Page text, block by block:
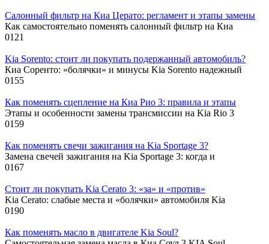
Салонный фильтр на Киа Церато: регламент и этапы замены
Как самостоятельно поменять салонный фильтр на Киа
0121
Kia Sorento: стоит ли покупать подержанный автомобиль?
Киа Соренто: «болячки» и минусы Kia Sorento надежный
0155
Как поменять сцепление на Киа Рио 3: правила и этапы
Этапы и особенности замены трансмиссии на Kia Rio 3
0159
Как поменять свечи зажигания на Kia Sportage 3?
Замена свечей зажигания на Kia Sportage 3: когда и
0167
Стоит ли покупать Kia Cerato 3: «за» и «против»
Kia Cerato: слабые места и «болячки» автомобиля Kia
0190
Как поменять масло в двигателе Kia Soul?